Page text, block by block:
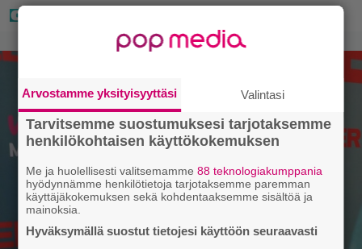
Arvostamme yksityisyyttäsi Valintasi
Tarvitsemme suostumuksesi tarjotaksemme
henkilökohtaisen käyttökokemuksen
Me ja huolellisesti valitsemamme88 teknologiakumppania
hyödynnämme henkilötietoja tarjotaksemme paremman
käyttäjäkokemuksen sekä kohdentaaksemme sisältöä ja
mainoksia.
Hyväksymällä suostut tietojesi käyttöön seuraavasti